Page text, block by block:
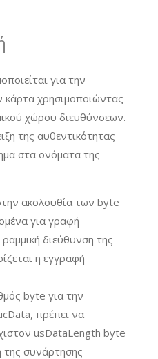
για την
χρησιμοποιώντας
χώρου διευθύνσεων.
της αυθεντικότητας
στα ονόματα της
ακολουθία των byte
για γραφή
διεύθυνση της
η εγγραφή
byte για την
πρέπει να
usDataLength byte
της συνάρτησης